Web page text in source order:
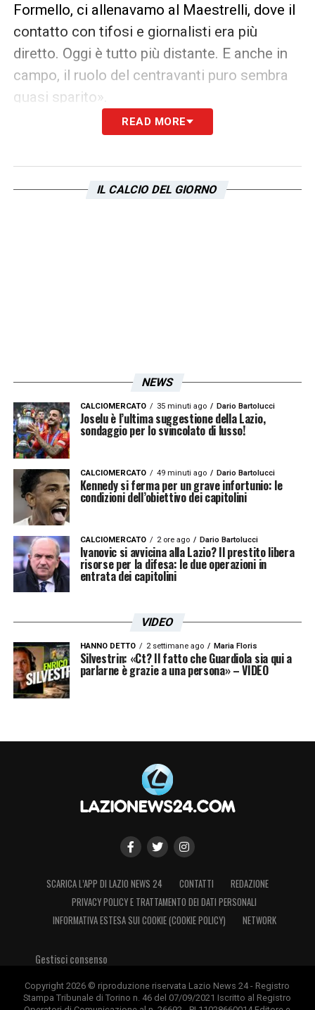
Formello, ci allenavamo al Maestrelli, dove il
contatto con tifosi e giornalisti era più
diretto. Oggi è tutto più distante. E anche in
campo, il ruolo del centravanti puro sembra
quasi sparito».
Infine, Casiraghi ha espresso un’opinione su
«Forse è l’unico attaccante vero che ha la
LA PLAYLIST DELLE NOSTRE TOP NEWS
READ MORE
IL CALCIO DEL GIORNO
NEWS
CALCIOMERCATO 35 minuti ago Dario Bartolucci
Joselu è l’ultima suggestione della Lazio,
sondaggio per lo svincolato di lusso!
CALCIOMERCATO 49 minuti ago Dario Bartolucci
Kennedy si ferma per un grave infortunio: le
condizioni dell’obiettivo dei capitolini
CALCIOMERCATO 2 ore ago Dario Bartolucci
Ivanovic si avvicina alla Lazio? Il prestito libera
risorse per la difesa: le due operazioni in
entrata dei capitolini
VIDEO
HANNO DETTO 2 settimane ago Maria Floris
Silvestrin: «Ct? Il fatto che Guardiola sia qui a
parlarne è grazie a una persona» – VIDEO
SCARICA L’APP DI LAZIO NEWS 24 CONTATTI
REDAZIONE
PRIVACY POLICY E TRATTAMENTO DEI DATI PERSONALI
INFORMATIVA ESTESA SUI COOKIE (COOKIE POLICY)
NETWORK
Gestisci consenso
Copyright 2026 © riproduzione riservata Lazio News 24 - Registro
Stampa Tribunale di Torino n. 46 del 07/09/2021 Iscritto al Registro